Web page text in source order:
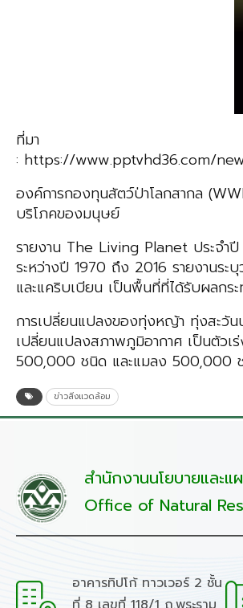
ที่มา
: https://www.pptvhd36.com/
องค์การกองทุนสัตว์ป่าโลกสากล
บริโภคของมนุษย์
รายงาน The Living Planet ประจำ
ระหว่างปี 1970 ถึง 2016 รายงานระ
และแคริบเบียน เป็นพื้นที่ที่ได้รับผลกร
การเปลี่ยนแปลงของทุ่งหญ้า ทุ่งสะวัน
เปลี่ยนแปลงสภาพภูมิอากาศ เป็นตัวเ
500,000 ชนิด และแมลง 500,000
ข่าวสิ่งแวดล้อม
สำนักงานนโยบายและ
Office of Natural
อาคารทิปโก้ ทาวเวอร์ 2 ชั้น